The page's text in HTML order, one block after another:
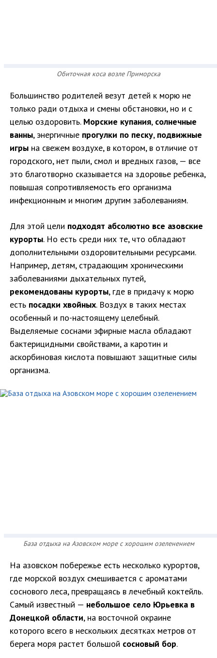
Обиточная коса возле Приморска
Большинство родителей везут детей к морю не
только ради отдыха и смены обстановки, но и с
целью оздоровить. Морские купания, солнечные
ванны, энергичные прогулки по песку, подвижные
игры на свежем воздухе, в котором, в отличие от
городского, нет пыли, смол и вредных газов, — все
это благотворно сказывается на здоровье ребенка,
повышая сопротивляемость его организма
инфекционным и многим другим заболеваниям.
Для этой цели подходят абсолютно все азовские
курорты. Но есть среди них те, что обладают
дополнительными оздоровительными ресурсами.
Например, детям, страдающим хроническими
заболеваниями дыхательных путей,
рекомендованы курорты, где в придачу к морю
есть посадки хвойных. Воздух в таких местах
особенный и по-настоящему целебный.
Выделяемые соснами эфирные масла обладают
бактерицидными свойствами, а каротин и
аскорбиновая кислота повышают защитные силы
организма.
База отдыха на Азовском море с хорошим озеленением
На азовском побережье есть несколько курортов,
где морской воздух смешивается с ароматами
соснового леса, превращаясь в лечебный коктейль.
Самый известный — небольшое село Юрьевка в
Донецкой области, на восточной окраине
которого всего в нескольких десятках метров от
берега моря растет большой сосновый бор.